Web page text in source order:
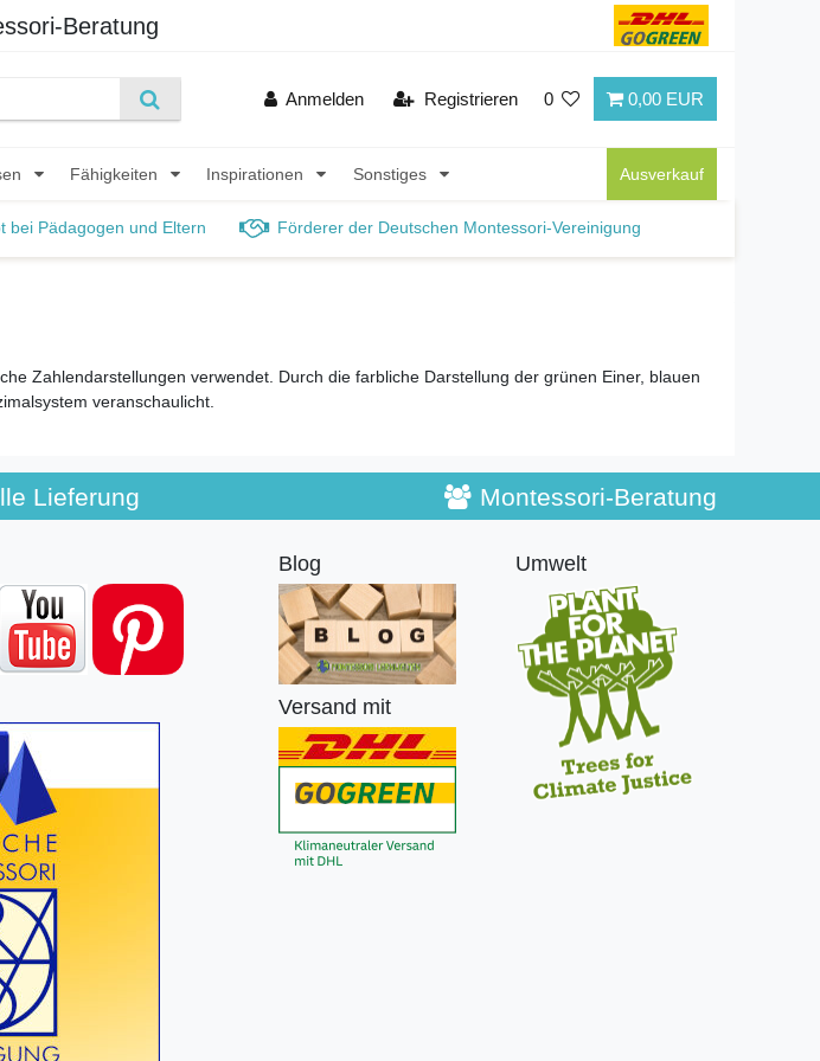
Beratung
Anmelden Registrieren 0 0,00 EUR
Fähigkeiten Inspirationen Sonstiges Ausverkauf
bei Pädagogen und Eltern Förderer der Deutschen Montessori-Vereinigung
Zahlendarstellungen verwendet. Durch die farbliche Darstellung der grünen Einer, blauen
veranschaulicht.
Lieferung Montessori-Beratung
Blog
Versand mit
Umwelt